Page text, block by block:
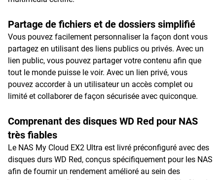
Partage de fichiers et de dossiers simplifié
Vous pouvez facilement personnaliser la façon dont vous
partagez en utilisant des liens publics ou privés. Avec un
lien public, vous pouvez partager votre contenu afin que
tout le monde puisse le voir. Avec un lien privé, vous
pouvez accorder à un utilisateur un accès complet ou
limité et collaborer de façon sécurisée avec quiconque.
Comprenant des disques WD Red pour NAS
très fiables
Le NAS My Cloud EX2 Ultra est livré préconfiguré avec des
disques durs WD Red, conçus spécifiquement pour les NAS
afin de fournir un rendement amélioré au sein des